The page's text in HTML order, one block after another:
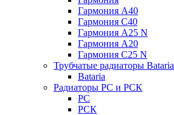
Гармония А40
Гармония С40
Гармония А25 N
Гармония А20
Гармония С25 N
Трубчатые радиаторы Bataria
Bataria
Радиаторы РС и РСК
РС
РСК